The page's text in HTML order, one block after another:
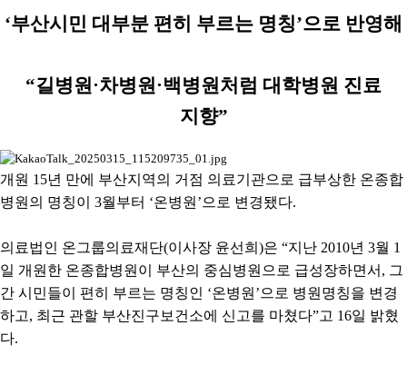
‘부산시민 대부분 편히 부르는 명칭’으로 반영해
“길병원·차병원·백병원처럼 대학병원 진료
지향”
개원 15년 만에 부산지역의 거점 의료기관으로 급부상한 온종합
병원의 명칭이
3월부터 ‘온병원 ’으로 변경됐다.
의료법인 온그룹의료재단(이사장 윤선희 )은 “지난 2010년 3월 1
일 개원한 온종합병원이 부산의 중심병원으로 급성장하면서 , 그
간 시민들이 편히 부르는 명칭인 ‘온병원 ’으로 병원명칭을 변경
하고, 최근 관할 부산진구보건소에 신고를 마쳤다”고 16일 밝혔
다.